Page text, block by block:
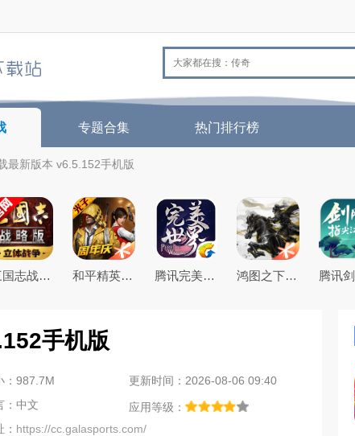
专题合集 热门排行榜
最新版本 v6.5.152手机版
三国志战略版2026官方最新版 和平精英(原刺激战场)官方最新版 腾讯完美世界手游 鸿图之下腾讯游戏正式版
手机版
：987.7M
更新时间：2026-08-06 09:40
：中文
应用等级：
https://cc.galasports.com/